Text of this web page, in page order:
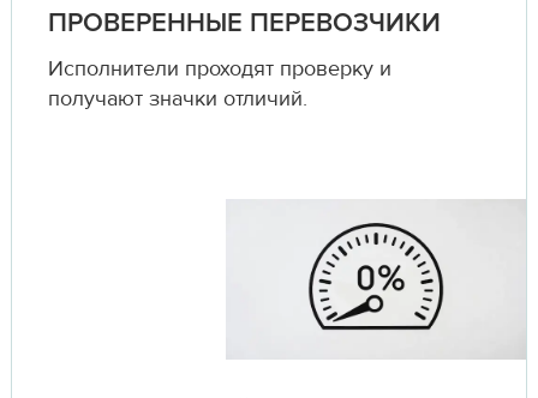
ПРОВЕРЕННЫЕ ПЕРЕВОЗЧИКИ
Исполнители проходят проверку и
получают значки отличий.